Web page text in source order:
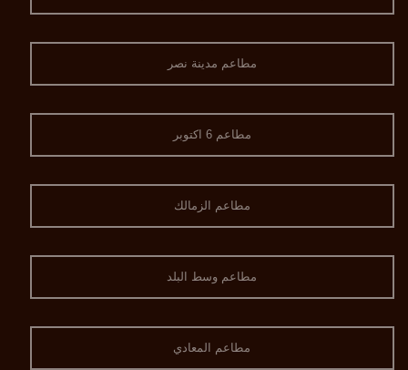
مطاعم مدينة نصر
مطاعم 6 اكتوبر
مطاعم الزمالك
مطاعم وسط البلد
مطاعم المعادي